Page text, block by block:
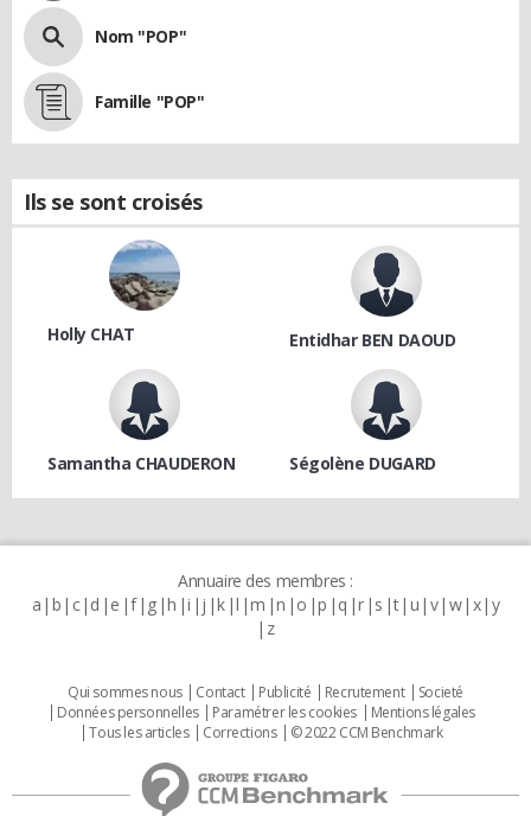
Nom "POP"
Famille "POP"
Ils se sont croisés
Holly CHAT Entidhar BEN DAOUD
Samantha CHAUDERON Ségolène DUGARD
Annuaire des membres :
a b c d e f g h i j k l m n o p q r s t u v w x y
z
Qui sommes nous Contact Publicité Recrutement
Societé
Données personnelles
Paramétrer les cookies
Mentions légales
Tous les articles
Corrections © 2022 CCM Benchmark